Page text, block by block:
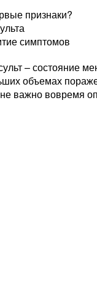
признаки?
симптомов
– состояние
объемах
важно вовремя